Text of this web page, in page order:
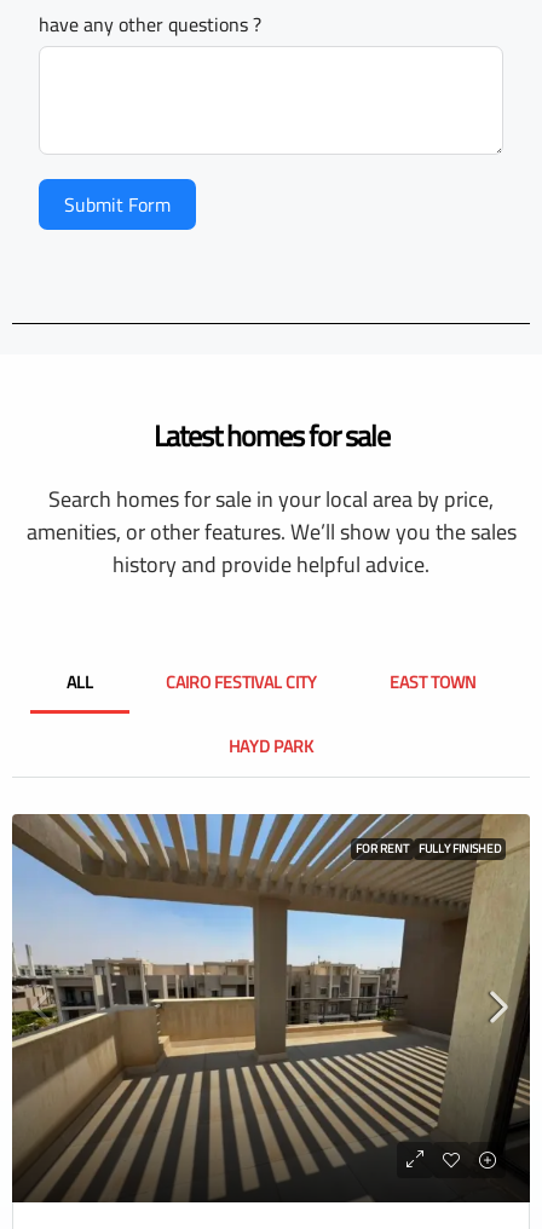
have any other questions ?
Submit Form
Latest homes for sale
Search homes for sale in your local area by price,
amenities, or other features. We’ll show you the sales
history and provide helpful advice.
ALL CAIRO FESTIVAL CITY EAST TOWN
HAYD PARK
FOR RENT FULLY FINISHED